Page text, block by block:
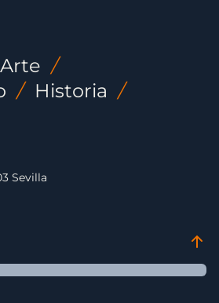
Arte /
/ Historia /
Sevilla